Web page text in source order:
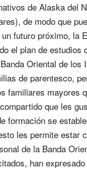
de Alaska del
de modo que
futuro próximo, la
el plan de
Oriental de los
de parentesco,
familiares mayores
que les
formación se
les permite estar
de la Banda
han